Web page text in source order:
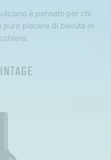
è pensato per chi
puro piacere di bevuta in